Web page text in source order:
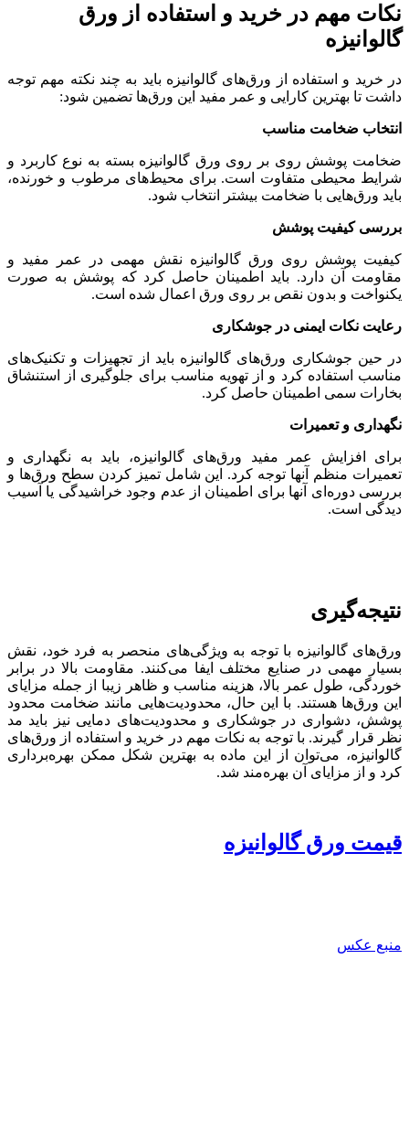
نکات مهم در خرید و استفاده از ورق
گالوانیزه
در خرید و استفاده از ورق‌های گالوانیزه باید به چند نکته مهم توجه
داشت تا بهترین کارایی و عمر مفید این ورق‌ها تضمین شود:
انتخاب ضخامت مناسب
ضخامت پوشش روی بر روی ورق گالوانیزه بسته به نوع کاربرد و
شرایط محیطی متفاوت است. برای محیط‌های مرطوب و خورنده،
باید ورق‌هایی با ضخامت بیشتر انتخاب شود.
بررسی کیفیت پوشش
کیفیت پوشش روی ورق گالوانیزه نقش مهمی در عمر مفید و
مقاومت آن دارد. باید اطمینان حاصل کرد که پوشش به صورت
یکنواخت و بدون نقص بر روی ورق اعمال شده است.
رعایت نکات ایمنی در جوشکاری
در حین جوشکاری ورق‌های گالوانیزه باید از تجهیزات و تکنیک‌های
مناسب استفاده کرد و از تهویه مناسب برای جلوگیری از استنشاق
بخارات سمی اطمینان حاصل کرد.
نگهداری و تعمیرات
برای افزایش عمر مفید ورق‌های گالوانیزه، باید به نگهداری و
تعمیرات منظم آنها توجه کرد. این شامل تمیز کردن سطح ورق‌ها و
بررسی دوره‌ای آنها برای اطمینان از عدم وجود خراشیدگی یا آسیب
دیدگی است.
نتیجه‌گیری
ورق‌های گالوانیزه با توجه به ویژگی‌های منحصر به فرد خود، نقش
بسیار مهمی در صنایع مختلف ایفا می‌کنند. مقاومت بالا در برابر
خوردگی، طول عمر بالا، هزینه مناسب و ظاهر زیبا از جمله مزایای
این ورق‌ها هستند. با این حال، محدودیت‌هایی مانند ضخامت محدود
پوشش، دشواری در جوشکاری و محدودیت‌های دمایی نیز باید مد
نظر قرار گیرند. با توجه به نکات مهم در خرید و استفاده از ورق‌های
گالوانیزه، می‌توان از این ماده به بهترین شکل ممکن بهره‌برداری
کرد و از مزایای آن بهره‌مند شد.
قیمت ورق گالوانیزه
منبع عکس